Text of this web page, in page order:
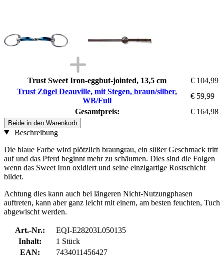
Trust Sweet Iron-eggbut-jointed, 13,5 cm
€ 104,99
Trust Zügel Deauville, mit Stegen, braun/silber,
WB/Full
€ 59,99
Gesamtpreis:
€ 164,98
Beide in den Warenkorb
Beschreibung
Die blaue Farbe wird plötzlich braungrau, ein süßer Geschmack tritt
auf und das Pferd beginnt mehr zu schäumen. Dies sind die Folgen
wenn das Sweet Iron oxidiert und seine einzigartige Rostschicht
bildet.
Achtung dies kann auch bei längeren Nicht-Nutzungphasen
auftreten, kann aber ganz leicht mit einem, am besten feuchten, Tuch
abgewischt werden.
Art.-Nr.:
EQI-E28203L050135
Inhalt:
1 Stück
EAN:
7434011456427